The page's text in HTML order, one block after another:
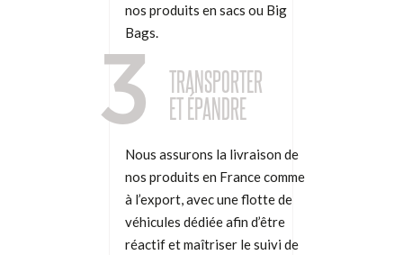
nos produits en sacs ou Big
Bags.
3
TRANSPORTER
ET ÉPANDRE
Nous assurons la livraison de
nos produits en France comme
à l’export, avec une flotte de
véhicules dédiée afin d’être
réactif et maîtriser le suivi de